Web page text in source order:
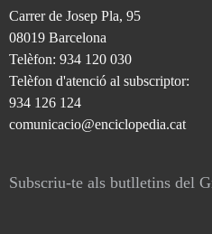
Carrer de Josep Pla, 95
08019 Barcelona
Telèfon: 934 120 030
Telèfon d'atenció al subscriptor:
934 126 124
comunicacio@enciclopedia.cat
Subscriu-te als butlletins del